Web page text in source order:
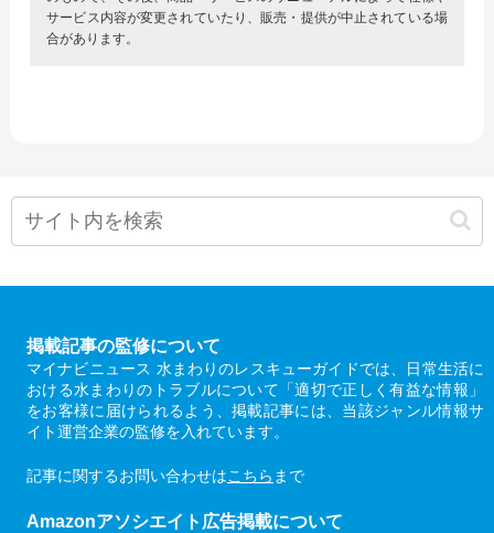
サービス内容が変更されていたり、販売・提供が中止されている場
合があります。
掲載記事の監修について
マイナビニュース 水まわりのレスキューガイドでは、日常生活に
おける水まわりのトラブルについて「適切で正しく有益な情報」
をお客様に届けられるよう、掲載記事には、当該ジャンル情報サ
イト運営企業の監修を入れています。
記事に関するお問い合わせはこちら まで
Amazonアソシエイト広告掲載について